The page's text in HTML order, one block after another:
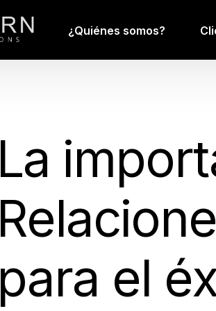
¿Quiénes somos?
La
para el